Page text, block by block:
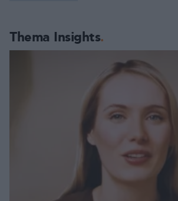
Thema Insights